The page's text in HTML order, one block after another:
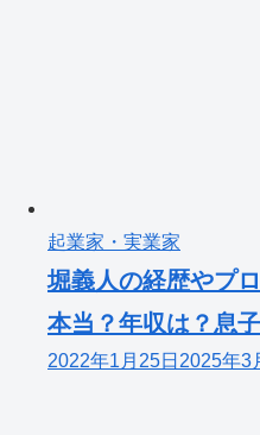
起業家・実業家
堀義人の経歴やプ
本当？年収は？息
2022年1月25日 2025年3